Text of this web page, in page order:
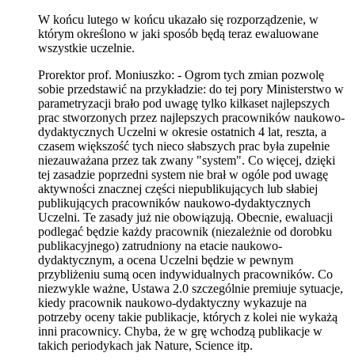
W końcu lutego w końcu ukazało się rozporządzenie, w
którym określono w jaki sposób będą teraz ewaluowane
wszystkie uczelnie.
Prorektor prof. Moniuszko: - Ogrom tych zmian pozwolę
sobie przedstawić na przykładzie: do tej pory Ministerstwo w
parametryzacji brało pod uwagę tylko kilkaset najlepszych
prac stworzonych przez najlepszych pracowników naukowo-
dydaktycznych Uczelni w okresie ostatnich 4 lat, reszta, a
czasem większość tych nieco słabszych prac była zupełnie
niezauważana przez tak zwany "system". Co więcej, dzięki
tej zasadzie poprzedni system nie brał w ogóle pod uwagę
aktywności znacznej części niepublikujących lub słabiej
publikujących pracowników naukowo-dydaktycznych
Uczelni. Te zasady już nie obowiązują. Obecnie, ewaluacji
podlegać będzie każdy pracownik (niezależnie od dorobku
publikacyjnego) zatrudniony na etacie naukowo-
dydaktycznym, a ocena Uczelni będzie w pewnym
przybliżeniu sumą ocen indywidualnych pracowników. Co
niezwykle ważne, Ustawa 2.0 szczególnie premiuje sytuacje,
kiedy pracownik naukowo-dydaktyczny wykazuje na
potrzeby oceny takie publikacje, których z kolei nie wykażą
inni pracownicy. Chyba, że w grę wchodzą publikacje w
takich periodykach jak Nature, Science itp.